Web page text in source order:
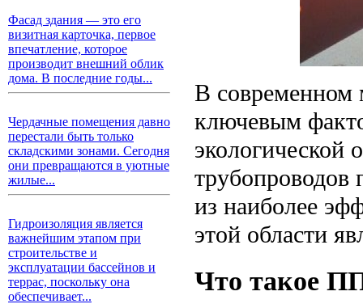
Фасад здания — это его
визитная карточка, первое
впечатление, которое
производит внешний облик
дома. В последние годы...
Чердачные помещения давно
перестали быть только
складскими зонами. Сегодня
они превращаются в уютные
жилые...
Гидроизоляция является
важнейшим этапом при
строительстве и
эксплуатации бассейнов и
террас, поскольку она
обеспечивает...
В современном
ключевым
экологической
трубопроводов
из наиболее
этой области
Что такое